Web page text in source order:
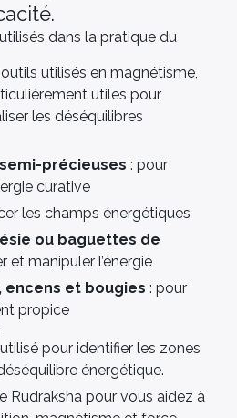
dans la pratique du
utilisés en magnétisme,
utiles pour
les déséquilibres
précieuses : pour
curative
les champs énergétiques
ou baguettes de
et manipuler l’énergie
encens et bougies : pour
propice
pour identifier les zones
énergétique.
Rudraksha pour vous aidez à